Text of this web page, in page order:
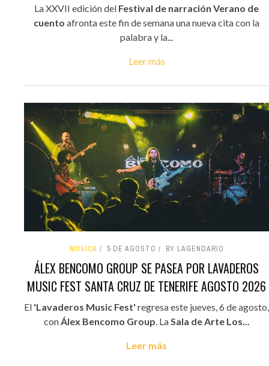
La XXVII edición del Festival de narración Verano de
cuento afronta este fin de semana una nueva cita con la
palabra y la...
Leer más
MÚSICA 5 DE AGOSTO BY LAGENDARIO
ÁLEX BENCOMO GROUP SE PASEA POR LAVADEROS
MUSIC FEST SANTA CRUZ DE TENERIFE AGOSTO 2026
El 'Lavaderos Music Fest' regresa este jueves, 6 de agosto,
conÁlex Bencomo Group. LaSala de Arte Los...
Leer más